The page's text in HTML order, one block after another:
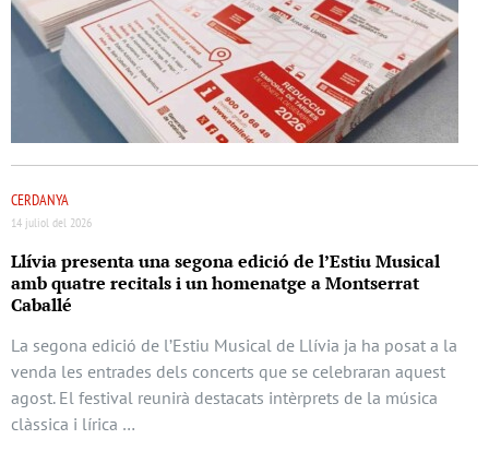
CERDANYA
14 juliol del 2026
Llívia presenta una segona edició de l’Estiu Musical
amb quatre recitals i un homenatge a Montserrat
Caballé
La segona edició de l’Estiu Musical de Llívia ja ha posat a la
venda les entrades dels concerts que se celebraran aquest
agost. El festival reunirà destacats intèrprets de la música
clàssica i lírica …